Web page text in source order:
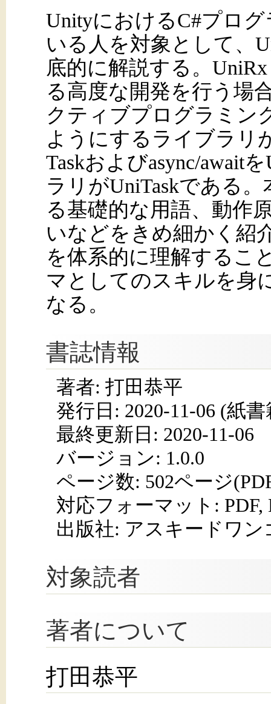
UnityにおけるC#プロ
いる人を対象として、
底的に解説する。
る高度な開発を行う場
クティブプログラミン
ようにするライブラリ
Taskおよびasync/await
ラリがUniTaskである
る基礎的な用語、動作
いなどをきめ細かく紹
を体系的に理解するこ
マとしてのスキルを身
なる。
書誌情報
著者: 打田恭平
発行日: 2020-11-06 (紙書
最終更新日: 2020-11-06
バージョン: 1.0.0
ページ数: 502ページ
対応フォーマット: PDF,
出版社: アスキードワン
対象読者
著者について
打田恭平